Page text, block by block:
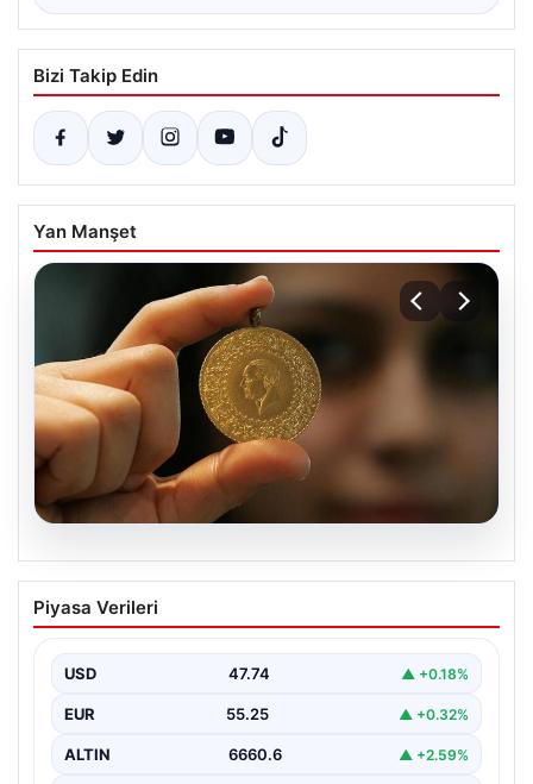
Bizi Takip Edin
Yan Manşet
06.08.2026
Altın fiyatları canlı grafik 22 Mayıs: Altın
fiyatları ne oldu, düştü mü, çıktı mı?
fiyatları
Piyasa Verileri
USD 47.74 ▲ +0.18%
EUR 55.25 ▲ +0.32%
ALTIN 6660.6 ▲ +2.59%